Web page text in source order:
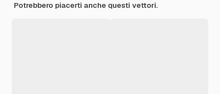
Potrebbero piacerti anche questi vettori.